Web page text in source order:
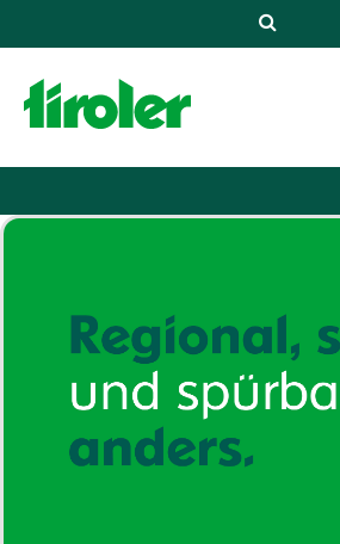
Service
Meine TIROLER
Karriere